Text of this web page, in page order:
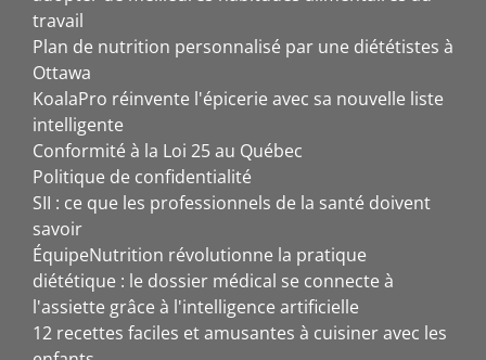
travail
Plan de nutrition personnalisé par une diététistes à
Ottawa
KoalaPro réinvente l'épicerie avec sa nouvelle liste
intelligente
Conformité à la Loi 25 au Québec
Politique de confidentialité
SII : ce que les professionnels de la santé doivent
savoir
ÉquipeNutrition révolutionne la pratique
diététique : le dossier médical se connecte à
l'assiette grâce à l'intelligence artificielle
12 recettes faciles et amusantes à cuisiner avec les